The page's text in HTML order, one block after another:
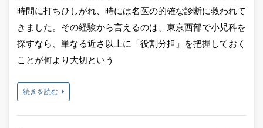
時間に打ちひしがれ、時には名医の的確な診断に救われて
きました。その経験から言えるのは、東京西部で小児科を
探すなら、単なる近さ以上に「役割分担」を把握しておく
ことが何より大切という
続きを読む